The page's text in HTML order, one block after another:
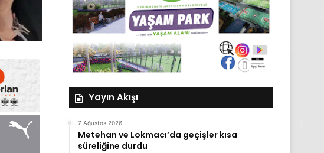
Yayın Akışı
7 Ağustos 2026
Metehan ve Lokmacı’da geçişler kısa
süreliğine durdu